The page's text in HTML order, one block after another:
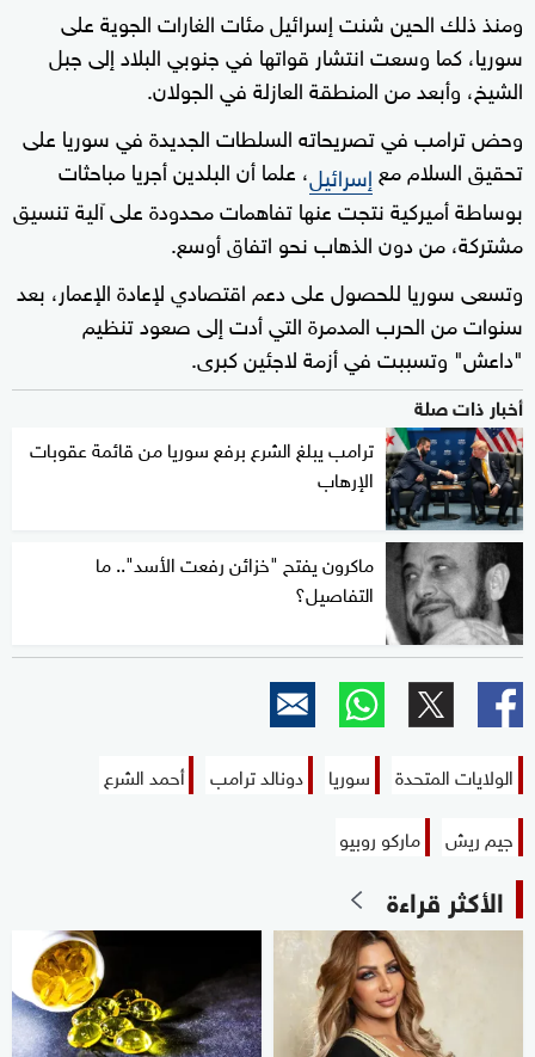
ومنذ ذلك الحين شنت إسرائيل مئات الغارات الجوية على
سوريا، كما وسعت انتشار قواتها في جنوبي البلاد إلى جبل
الشيخ، وأبعد من المنطقة العازلة في الجولان.
وحض ترامب في تصريحاته السلطات الجديدة في سوريا على
تحقيق السلام معإسرائيل، علما أن البلدين أجريا مباحثات
بوساطة أميركية نتجت عنها تفاهمات محدودة على آلية تنسيق
مشتركة، من دون الذهاب نحو اتفاق أوسع.
وتسعى سوريا للحصول على دعم اقتصادي لإعادة الإعمار، بعد
سنوات من الحرب المدمرة التي أدت إلى صعود تنظيم
"داعش" وتسببت في أزمة لاجئين كبرى.
أخبار ذات صلة
ترامب يبلغ الشرع برفع سوريا من قائمة عقوبات
الإرهاب
ماكرون يفتح "خزائن رفعت الأسد".. ما
التفاصيل؟
الولايات المتحدة سوريا دونالد ترامب
أحمد الشرع
جيم ريش
ماركو روبيو
الأكثر قراءة